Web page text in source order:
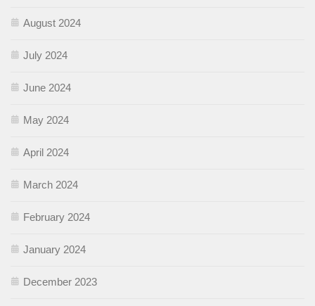
August 2024
July 2024
June 2024
May 2024
April 2024
March 2024
February 2024
January 2024
December 2023